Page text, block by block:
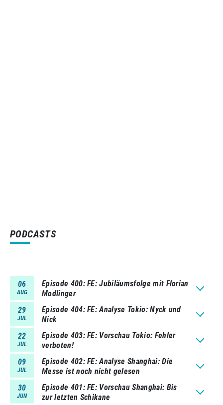
PODCASTS
06
AUG
Episode 400 FE: Jubiläumsfolge mit Florian
Modlinger
29
JUL
Episode 404 FE: Analyse Tokio: Nyck und
Nick
22
JUL
Episode 403 FE: Vorschau Tokio: Fehler
verboten!
09
JUL
Episode 402 FE: Analyse Shanghai: Die
Messe ist noch nicht gelesen
30
JUN
Episode 401 FE: Vorschau Shanghai: Bis
zur letzten Schikane